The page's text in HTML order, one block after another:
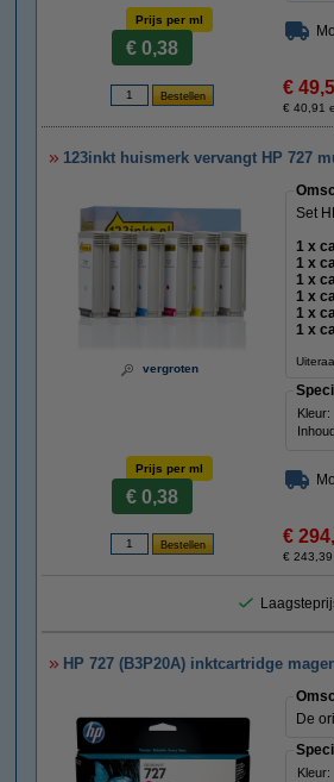
Prijs per ml
€ 0,38
€
€ 40,91
123inkt huismerk vervangt HP 727
vergroten
Set
1 x
1 x
1 x
1 x
1 x
1 x
Kleur:
Prijs per ml
€ 0,38
€
€
HP 727 (B3P20A) inktcartridge
De
Kleur: